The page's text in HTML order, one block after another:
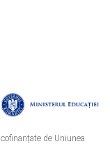
de Uniunea